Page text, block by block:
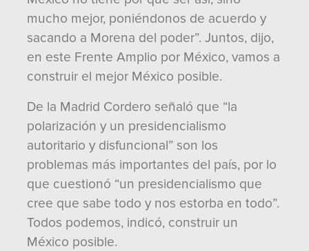
mucho mejor, poniéndonos de acuerdo y
sacando a Morena del poder”. Juntos, dijo,
en este Frente Amplio por México, vamos a
construir el mejor México posible.
De la Madrid Cordero señaló que “la
polarización y un presidencialismo
autoritario y disfuncional” son los
problemas más importantes del país, por lo
que cuestionó “un presidencialismo que
cree que sabe todo y nos estorba en todo”.
Todos podemos, indicó, construir un
México posible.